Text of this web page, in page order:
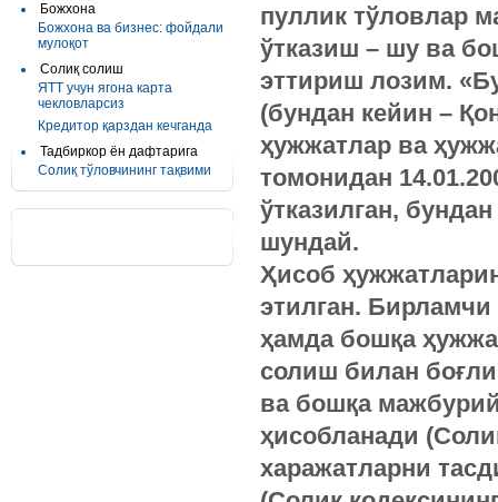
Божхона
Божхона ва бизнес: фойдали
мулоқот
Солиқ солиш
ЯТТ учун ягона карта
чекловларсиз
Кредитор қарздан кечганда
Тадбиркор ён дафтарига
Солиқ тўловчининг тақвими
пуллик тўловлар
ўтказиш – шу ва
эттириш лозим.
(бундан кейин –
ҳужжатлар ва
томонидан
ўтказилган,
шундай.
Ҳисоб
этилган. Бирламчи
ҳамда бошқа
солиш билан
ва бошқа
ҳисобланади
харажатларни